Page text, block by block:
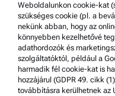
Használati feltételek
Védjegyek
Bejelentő rendszer
Terméktámogatás
Weboldalunkon cookie-kat
szükséges cookie (pl. a
nekünk abban, hogy az
könnyebben kezelhetővé
adathordozók és
szolgáltatóktól, például a
harmadik fél cookie-kat is
hozzájárul (GDPR 49. cikk
továbbításra kerülhetnek az